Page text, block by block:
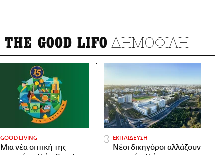
THE GOOD LIFO ΔΗΜΟΦΙΛΗ
GOOD LIVING
Μια νέα οπτική της
ΕΚΠΑΙΔΕΥΣΗ
Νέοι δικηγόροι αλλάζουν